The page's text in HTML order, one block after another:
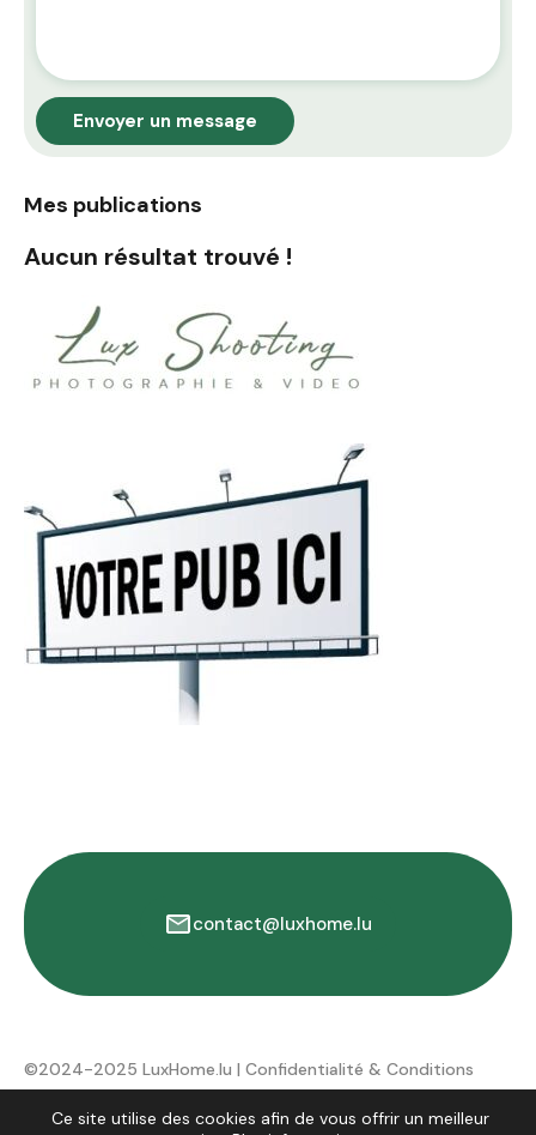
Envoyer un message
Mes publications
Aucun résultat trouvé !
contact@luxhome.lu
©2024-2025 LuxHome.lu | Confidentialité & Conditions
d'utilisation
Ce site utilise des cookies afin de vous offrir un meilleur